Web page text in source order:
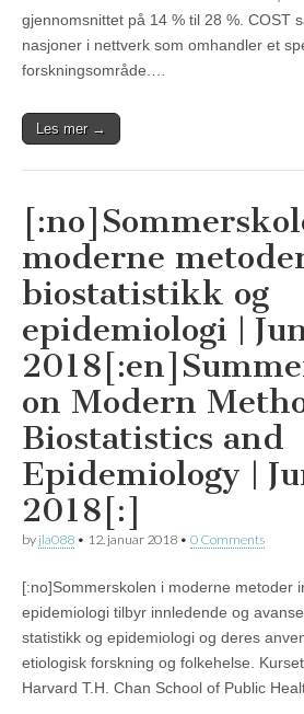
gjennomsnittet på 14 % til 28 %. COST
nasjoner i nettverk som omhandler et
forskningsområde.…
Les mer →
moderne
biostatistikk og
epidemiologi |
on Modern
Biostatistics and
Epidemiology |
2018[:]
by jla088 • 12. januar 2018 • 0 Comments
[:no]Sommerskolen i moderne metoder
epidemiologi tilbyr innledende og
statistikk og epidemiologi og deres
etiologisk forskning og folkehelse.
Harvard T.H. Chan School of Public